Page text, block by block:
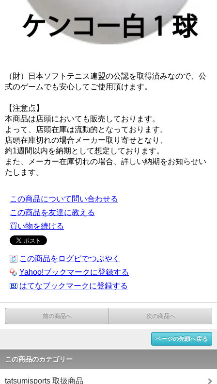
（財）日本ソフトテニス連盟の公認を取得済みなので、公
式のゲームでも安心してご使用頂けます。
【注意点】
本商品は店頭においても販売しております。
よって、店頭在庫は流動的となっております。
店頭在庫切れの場合メーカー取り寄せとなり、
約1週間以内を納期として想定しております。
また、メーカー在庫切れの場合、詳しい納期をお知らせい
たします。
この商品について問い合わせる
この商品を友達に教える
買い物を続ける
この商品をログピでつぶやく
Yahoo!ブックマークに登録する
はてなブックマークに登録する
前の商品へ 次の商品へ
ページの先頭へ戻る
この商品のカテゴリー
tatsumisports 取扱商品